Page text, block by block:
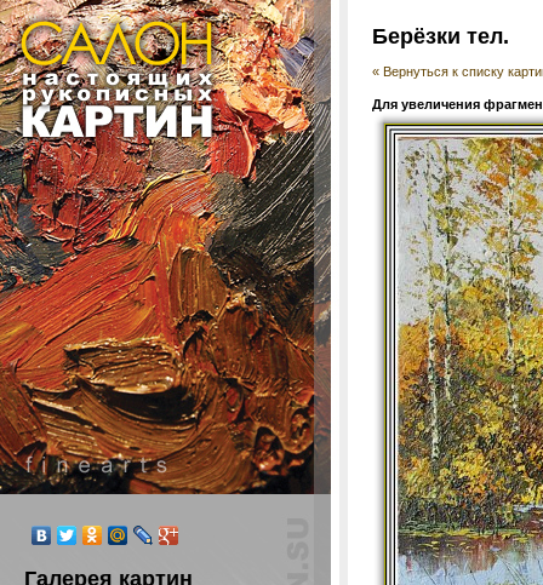
Галерея картин
Берёзки тел.
« Вернуться к списку
Для увеличения